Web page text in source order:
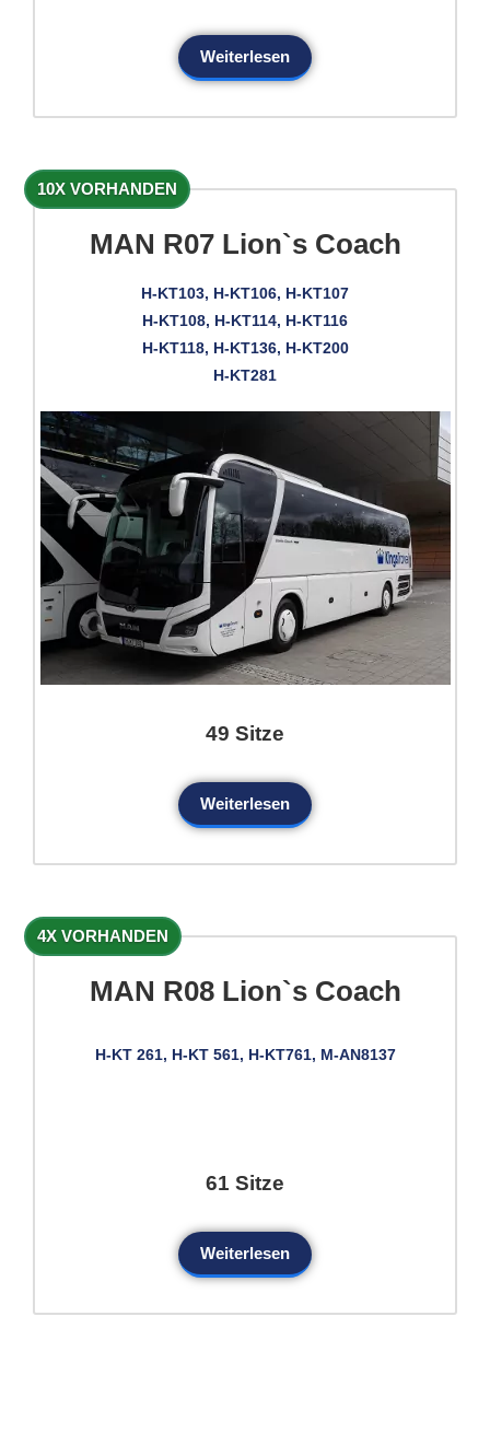
Weiterlesen
10X VORHANDEN
MAN R07 Lion`s Coach
H-KT103, H-KT106, H-KT107
H-KT108, H-KT114, H-KT116
H-KT118, H-KT136, H-KT200
H-KT281
49 Sitze
Weiterlesen
4X VORHANDEN
MAN R08 Lion`s Coach
H-KT 261, H-KT 561, H-KT761, M-AN8137
61 Sitze
Weiterlesen